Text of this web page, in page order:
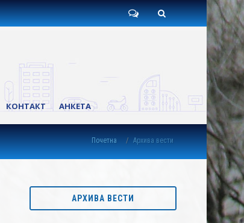
КОНТАКТ АНКЕТА
Почетна Архива вести
АРХИВА ВЕСТИ